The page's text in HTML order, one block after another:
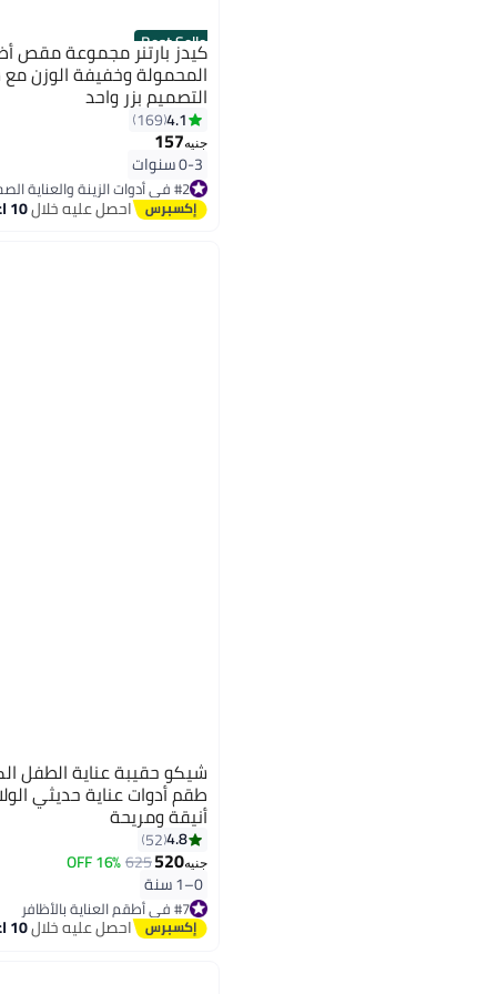
Best Seller
كيدز بارتنر مجموعة مقص
المحمولة وخفيفة الوزن
التصميم بزر واحد
4.1
169
جنيه157
0-3 سنوات
#2 في أدوات الزينة والعناية الصحية
توصيل مجاني
بتخلّص بسرعة
احصل عليه خلال10 اغسطس
أنيقة ومريحة
4.8
52
جنيه520
625
16% OFF
0–1 سنة
#7 في أطقم العناية بالأظافر
أقل سعر في 7 يوم
توصيل مجاني
احصل عليه خلال10 اغسطس